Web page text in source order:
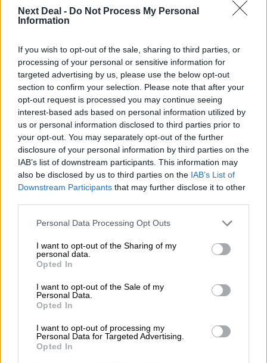
Next Deal - Do Not Process My Personal
Information
If you wish to opt-out of the sale, sharing to third parties, or
processing of your personal or sensitive information for
targeted advertising by us, please use the below opt-out
section to confirm your selection. Please note that after your
opt-out request is processed you may continue seeing
interest-based ads based on personal information utilized by
us or personal information disclosed to third parties prior to
your opt-out. You may separately opt-out of the further
disclosure of your personal information by third parties on the
IAB’s list of downstream participants. This information may
also be disclosed by us to third parties on the IAB’s List of
Downstream Participants that may further disclose it to other
Personal Data Processing Opt Outs
I want to opt-out of the Sharing of my
personal data.
Opted In
I want to opt-out of the Sale of my
Personal Data.
Opted In
I want to opt-out of processing my
Personal Data for Targeted Advertising.
Opted In
06.08.2026 - 08:40
Η γαλλική «ψήφος» στο «καλώδιο» και τα συμφέροντα, οι
ΔΕΗ
05.08.2026
Randy Schekman, Νομπελίστας Ιατρικής: «Σε πέντε χρόνια
μπορεί να έχουμε θεραπεία που αναστέλλει την εξέλιξη του
Πάρκινσον»
05.08.2026
Ε.Ε και παράνομη μετανάστευση: προτάσεις και δράσεις με
παρονομαστή το κοινό συμφέρον
Αντώνης Βουκλαρής - «ΕΡΡΙΚΟΣ ΝΤΥΝΑΝ»
Η νέα εποχή στην εκπαίδευση των ασφαλιστικών
διαμεσολαβητών